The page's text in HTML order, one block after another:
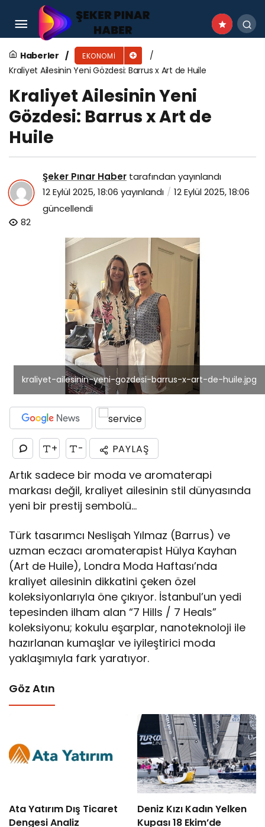
Haberler EKONOMI
Kraliyet Ailesinin Yeni Gözdesi: Barrus x Art de Huile
Kraliyet Ailesinin Yeni
Gözdesi: Barrus x Art de
Huile
Şeker Pınar Haber tarafından yayınlandı
12 Eylül 2025, 18:06 yayınlandı
12 Eylül 2025, 18:06
güncellendi
82
kraliyet-ailesinin-yeni-gozdesi-barrus-x-art-de-huile.jpg
+ - PAYLAŞ
Artık sadece bir moda ve aromaterapi
markası değil, kraliyet ailesinin stil dünyasında
yeni bir prestij sembolü…
Türk tasarımcı Neslişah Yılmaz (Barrus) ve
uzman eczacı aromaterapist Hülya Kayhan
(Art de Huile), Londra Moda Haftası’nda
kraliyet ailesinin dikkatini çeken özel
koleksiyonlarıyla öne çıkıyor. İstanbul’un yedi
tepesinden ilham alan “7 Hills / 7 Heals”
koleksiyonu; kokulu eşarplar, nanoteknoloji ile
hazırlanan kumaşlar ve iyileştirici moda
yaklaşımıyla fark yaratıyor.
Göz Atın
Ata Yatırım Dış Ticaret
Dengesi Analiz
Deniz Kızı Kadın Yelken
Kupası 18 Ekim’de
Okula dönüş heyecanı Fişekhane’de